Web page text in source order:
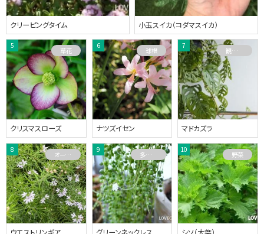
クリーピングタイム 小玉スイカ（コダマスイカ）
クリスマスローズ
草花
ナツズイセン
球根
マドカズラ
観葉植物
ウエストリンギア
オーストラリアプランツ
グリーンネックレス
多肉植物
シソ（大葉）
野菜